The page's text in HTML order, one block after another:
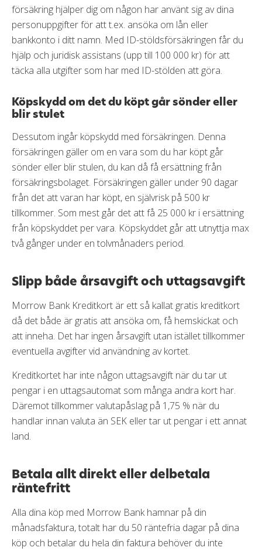
försäkring hjälper dig om någon har använt sig av dina
personuppgifter för att t.ex. ansöka om lån eller
bankkonto i ditt namn. Med ID-stöldsförsäkringen får du
hjälp och juridisk assistans (upp till 100 000 kr) för att
täcka alla utgifter som har med ID-stölden att göra.
Köpskydd om det du köpt går sönder eller
blir stulet
Dessutom ingår köpskydd med försäkringen. Denna
försäkringen gäller om en vara som du har köpt går
sönder eller blir stulen, du kan då få ersättning från
försäkringsbolaget. Försäkringen gäller under 90 dagar
från det att varan har köpt, en självrisk på 500 kr
tillkommer. Som mest går det att få 25 000 kr i ersättning
från köpskyddet per vara. Köpskyddet går att utnyttja max
två gånger under en tolvmånaders period.
Slipp både årsavgift och uttagsavgift
Morrow Bank Kreditkort är ett så kallat gratis kreditkort
då det både är gratis att ansöka om, få hemskickat och
att inneha. Det har ingen årsavgift utan istället tillkommer
eventuella avgifter vid användning av kortet.
Kreditkortet har inte någon uttagsavgift när du tar ut
pengar i en uttagsautomat som många andra kort har.
Däremot tillkommer valutapåslag på 1,75 % när du
handlar innan valuta än SEK eller tar ut pengar i ett annat
land.
Betala allt direkt eller delbetala
räntefritt
Alla dina köp med Morrow Bank hamnar på din
månadsfaktura, totalt har du 50 räntefria dagar på dina
köp och betalar du hela din faktura behöver du inte